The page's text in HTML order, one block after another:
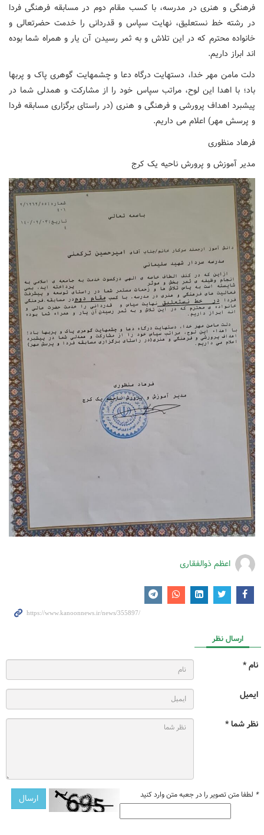
فرهنگی و هنری در مدرسه، با کسب مقام دوم در مسابقه فرهنگی فردا
در رشته خط نستعلیق، نهایت سپاس و قدردانی را خدمت حضرتعالی و
خانواده محترم که در این تلاش و به ثمر رسیدن آن یار و همراه شما بوده
اند ابراز داریم.
دلت مامن مهر خدا، دستهایت درگاه دعا و چشمهایت گوهری پاک و پربها
باد؛ با اهدا این لوح، مراتب سپاس خود را از مشارکت و همدلی شما در
پیشبرد اهداف پرورشی و فرهنگی و هنری (در راستای برگزاری مسابقه فردا
و پرسش مهر) اعلام می داریم.
فرهاد منظوری
مدیر آموزش و پرورش ناحیه یک کرج
اعظم ذوالفقاری
ارسال نظر
نام *
ایمیل
نظر شما *
* لطفا متن تصویر را در جعبه متن وارد کنید